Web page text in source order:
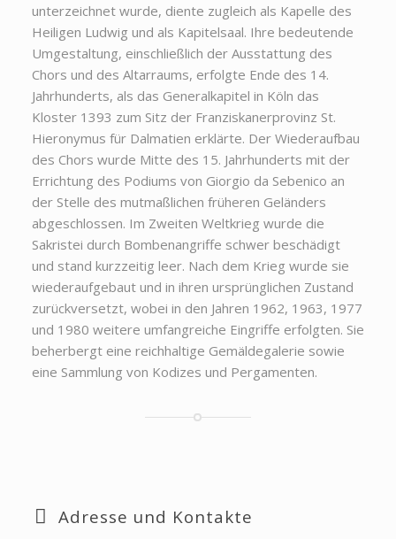
unterzeichnet wurde, diente zugleich als Kapelle des
Heiligen Ludwig und als Kapitelsaal. Ihre bedeutende
Umgestaltung, einschließlich der Ausstattung des
Chors und des Altarraums, erfolgte Ende des 14.
Jahrhunderts, als das Generalkapitel in Köln das
Kloster 1393 zum Sitz der Franziskanerprovinz St.
Hieronymus für Dalmatien erklärte. Der Wiederaufbau
des Chors wurde Mitte des 15. Jahrhunderts mit der
Errichtung des Podiums von Giorgio da Sebenico an
der Stelle des mutmaßlichen früheren Geländers
abgeschlossen. Im Zweiten Weltkrieg wurde die
Sakristei durch Bombenangriffe schwer beschädigt
und stand kurzzeitig leer. Nach dem Krieg wurde sie
wiederaufgebaut und in ihren ursprünglichen Zustand
zurückversetzt, wobei in den Jahren 1962, 1963, 1977
und 1980 weitere umfangreiche Eingriffe erfolgten. Sie
beherbergt eine reichhaltige Gemäldegalerie sowie
eine Sammlung von Kodizes und Pergamenten.
Adresse und Kontakte